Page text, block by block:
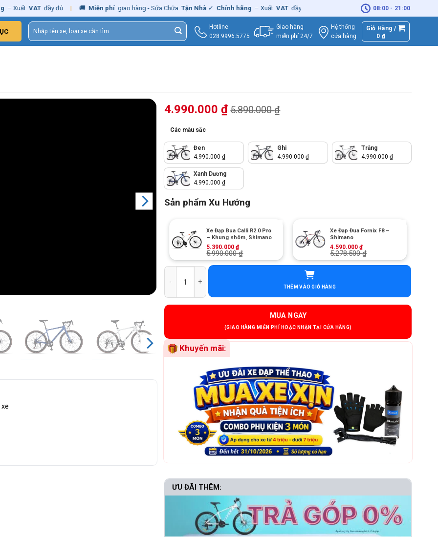
VAT đầy đủ | 🚚 Miễn phí giao hàng - Sửa Chữa Tận Nhà ✓ Chính hãng – Xuất VAT đầy đủ | 🚚 giao hàng - Sửa Chữa Tận Nhà
08:00 - 21:00
Tìm
kiếm:
Hotline
028.9996.5775
Giao hàng
miễn phí 24/7
Hệ thống
cửa hàng
Giỏ Hàng /
0₫
4.990.000₫ 5.890.000₫
Các màu sắc
Đen
4.990.000 ₫
Ghi
4.990.000₫
Trắng
4.990.000 ₫
Xanh Dương
4.990.000 ₫
Sản phẩm Xu Hướng
+
Xe Đạp Đua Calli R2.0 Pro
– Khung nhôm, Shimano
5.390.000₫
5.990.000₫
+
Xe Đạp Đua Fornix F8 –
Shimano
4.590.000₫
5.278.500₫
Xe Đạp Đua Califa CR9 - Khung Nhôm, Shimano số lượng
THÊM VÀO GIỎ HÀNG
MUA NGAY
Khuyến mãi:
ƯU ĐÃI THÊM: